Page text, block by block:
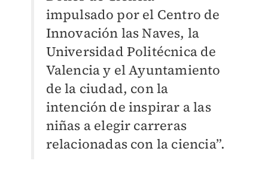
impulsado por el Centro de
Innovación las Naves, la
Universidad Politécnica de
Valencia y el Ayuntamiento
de la ciudad, con la
intención de inspirar a las
niñas a elegir carreras
relacionadas con la ciencia”.